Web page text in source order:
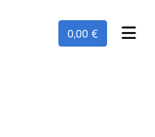
0,00 €